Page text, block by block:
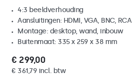
4:3 beeldverhouding
Aansluitingen: HDMI, VGA, BNC, RCA
Montage: desktop, wand, inbouw
Buitenmaat: 335 x 259 x 38 mm
€ 299,00
€ 361,79 incl. btw